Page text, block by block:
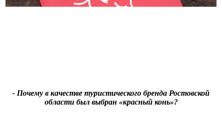
- Почему в качестве туристического бренда Ростовской
области был выбран «красный конь»?